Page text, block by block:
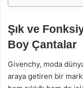
Şık ve
Boy Çantalar
Givenchy, moda
araya getiren bir